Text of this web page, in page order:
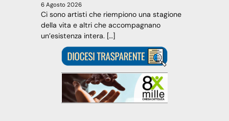
6 Agosto 2026
Ci sono artisti che riempiono una stagione
della vita e altri che accompagnano
un’esistenza intera. […]